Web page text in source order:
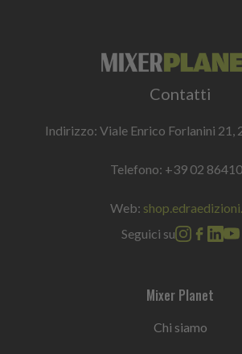
Contatti
Indirizzo: Viale Enrico Forlanini 21,
Telefono: +39 02
Web:
Seguici su
Mixer Planet
Chi siamo